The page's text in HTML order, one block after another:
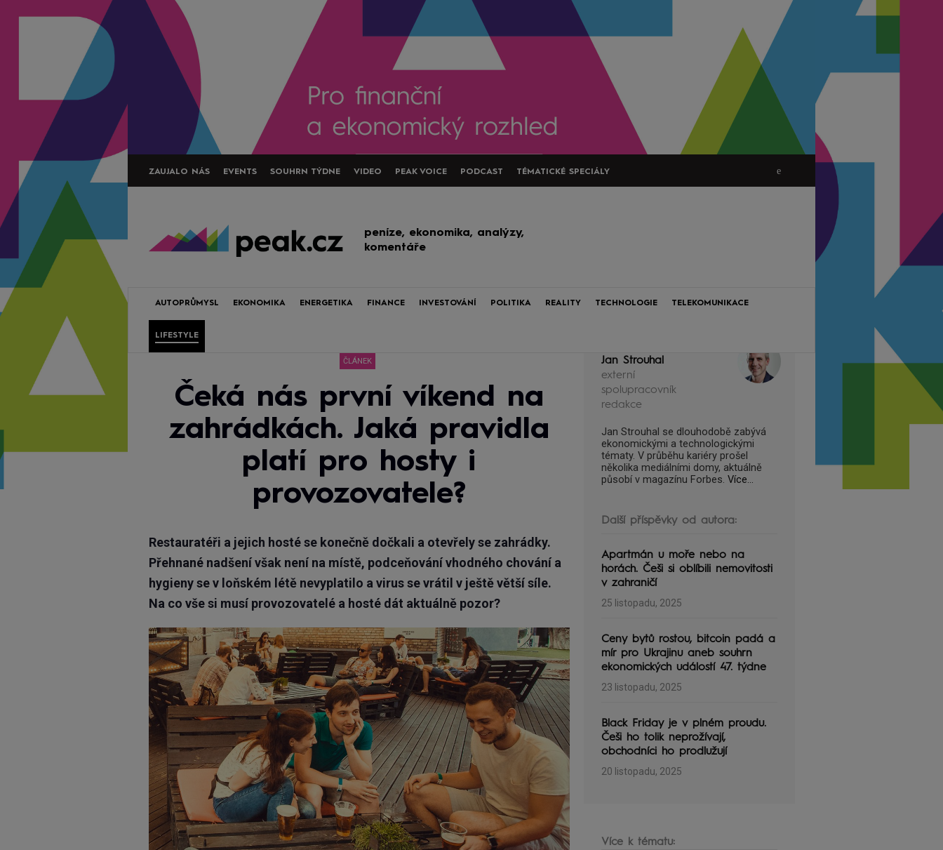
ZAUJALO NÁS EVENTS SOUHRN TÝDNE VIDEO PEAK VOICE PODCAST TÉMATICKÉ SPECIÁLY
peníze, ekonomika, analýzy,
komentáře
AUTOPRŮMYSL EKONOMIKA ENERGETIKA FINANCE INVESTOVÁNÍ POLITIKA REALITY TECHNOLOGIE TELEKOMUNIKACE
LIFESTYLE
ČLÁNEK
Čeká nás první víkend na
zahrádkách. Jaká pravidla
platí pro hosty i
provozovatele?
Restauratéři a jejich hosté se konečně dočkali a otevřely se zahrádky.
Přehnané nadšení však není na místě, podceňování vhodného chování a
hygieny se v loňském létě nevyplatilo a virus se vrátil v ještě větší síle.
Na co vše si musí provozovatelé a hosté dát aktuálně pozor?
Jan Strouhal
externí
spolupracovník
redakce
Jan Strouhal se dlouhodobě zabývá
ekonomickými a technologickými
tématy. V průběhu kariéry prošel
několika mediálními domy, aktuálně
působí v magazínu Forbes. Více...
Další příspěvky od autora:
Apartmán u moře nebo na
horách. Češi si oblíbili nemovitosti
v zahraničí
25 listopadu, 2025
Ceny bytů rostou, bitcoin padá a
mír pro Ukrajinu aneb souhrn
ekonomických událostí 47. týdne
23 listopadu, 2025
Black Friday je v plném proudu.
Češi ho tolik neprožívají,
obchodníci ho prodlužují
20 listopadu, 2025
Více k tématu: